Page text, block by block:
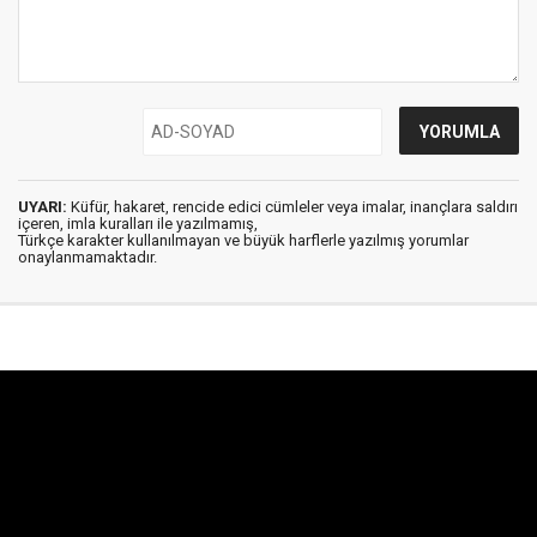
UYARI: Küfür, hakaret, rencide edici cümleler veya imalar, inançlara saldırı
içeren, imla kuralları ile yazılmamış,
Türkçe karakter kullanılmayan ve büyük harflerle yazılmış yorumlar
onaylanmamaktadır.